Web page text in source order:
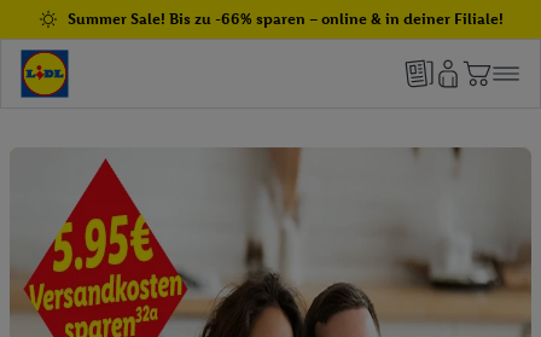
Summer Sale! Bis zu -66% sparen – online & in deiner Filiale!